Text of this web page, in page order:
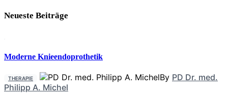
Neueste Beiträge
Moderne Knieendoprothetik
THERAPIE By PD Dr. med.
Philipp A. Michel